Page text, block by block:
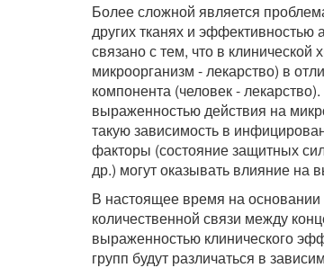
Более сложной является
других тканях и
связано с тем, что в
микроорганизм - лекарство) в
компонента (человек -
выраженностью действия на
такую зависимость в
факторы (состояние защитных
др.) могут оказывать влияние на
В настоящее время на основании
количественной связи между
выраженностью клинического
групп будут различаться в